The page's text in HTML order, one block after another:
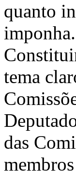
quanto
tema
das